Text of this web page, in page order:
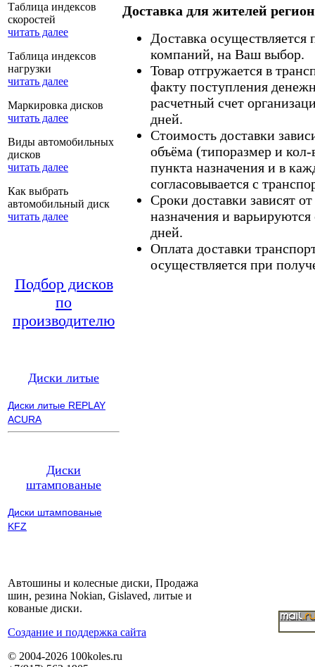
Таблица индексов
скоростей
читать далее
Таблица индексов
нагрузки
читать далее
Маркировка дисков
читать далее
Виды автомобильных
дисков
читать далее
Как выбрать
автомобильный диск
читать далее
Подбор дисков
по
производителю
Диски литые
Диски литые REPLAY
ACURA
Диски
штампованые
Диски штампованые
KFZ
Доставка для жителей
Доставка
компаний, на Ваш выбор.
Товар отгружается в
факту поступления
расчетный счет
дней.
Стоимость доставки
объёма (типоразмер и кол-
пункта назначения и в
согласовывается с
Сроки доставки зависят
назначения и
дней.
Оплата доставки
осуществляется при
Автошины и колесные диски, Продажа
шин, резина Nokian, Gislaved, литые и
кованые диски.
Cоздание и поддержка сайта
© 2004-2026 100koles.ru